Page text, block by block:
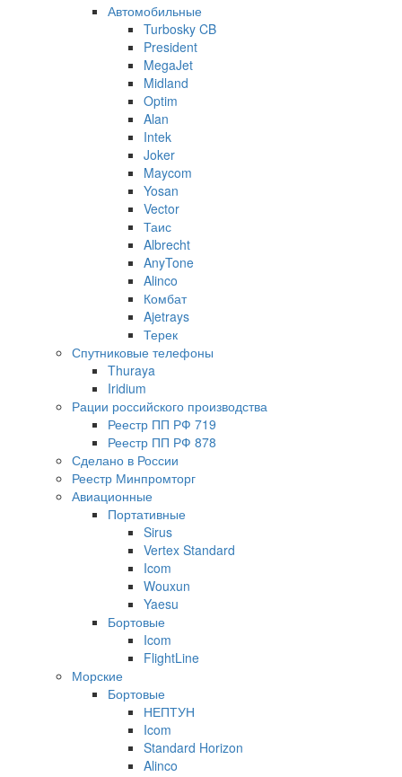
Автомобильные
Turbosky CB
President
MegaJet
Midland
Optim
Alan
Intek
Joker
Maycom
Yosan
Vector
Таис
Albrecht
AnyTone
Alinco
Комбат
Ajetrays
Терек
Спутниковые телефоны
Thuraya
Iridium
Рации российского производства
Реестр ПП РФ 719
Реестр ПП РФ 878
Сделано в России
Реестр Минпромторг
Авиационные
Портативные
Sirus
Vertex Standard
Icom
Wouxun
Yaesu
Бортовые
Icom
FlightLine
Морские
Бортовые
НЕПТУН
Icom
Standard Horizon
Alinco